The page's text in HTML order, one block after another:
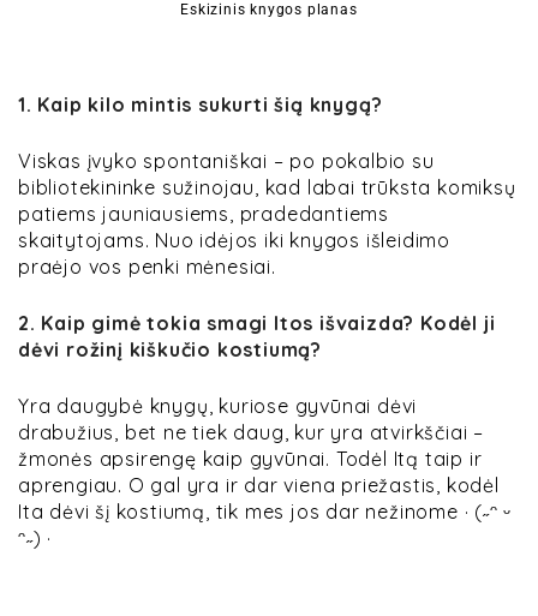
Eskizinis knygos planas
1. Kaip kilo mintis sukurti šią knygą?
Viskas įvyko spontaniškai – po pokalbio su
bibliotekininke sužinojau, kad labai trūksta komiksų
patiems jauniausiems, pradedantiems
skaitytojams. Nuo idėjos iki knygos išleidimo
praėjo vos penki mėnesiai.
2. Kaip gimė tokia smagi Itos išvaizda? Kodėl ji
dėvi rožinį kiškučio kostiumą?
Yra daugybė knygų, kuriose gyvūnai dėvi
drabužius, bet ne tiek daug, kur yra atvirkščiai –
žmonės apsirengę kaip gyvūnai. Todėl Itą taip ir
aprengiau. O gal yra ir dar viena priežastis, kodėl
Ita dėvi šį kostiumą, tik mes jos dar nežinome · (˶ᵔ ᵕ
ᵔ˶) ·